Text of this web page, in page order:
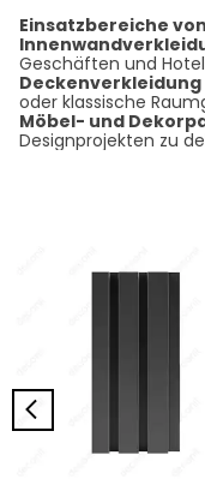
Einsatzbereiche
Geschäften und
Deckenverkleidung
oder klassische
Möbel- und
Designprojekten zu